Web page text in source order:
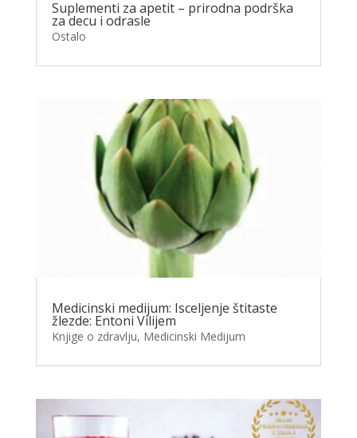
Suplementi za apetit – prirodna podrška
za decu i odrasle
Ostalo
Medicinski medijum: Isceljenje štitaste
žlezde: Entoni Vilijem
Knjige o zdravlju, Medicinski Medijum